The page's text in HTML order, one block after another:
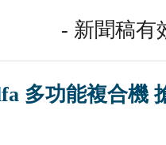
- 新聞稿有
多功能複合機